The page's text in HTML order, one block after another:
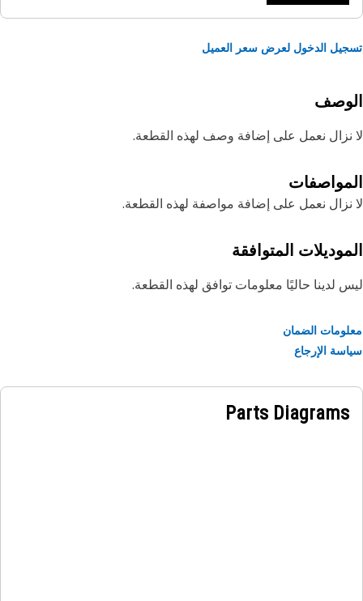
الدخول لعرض سعر العميل
نزال نعمل على إضافة وصف لهذه القطعة.
نعمل على إضافة مواصفة لهذه القطعة.
المتوافقة
لدينا حاليًا معلومات توافق لهذه القطعة.
الضمان
الإرجاع
Parts Diagrams